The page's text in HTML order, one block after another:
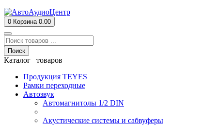
0 Корзина 0.00
Поиск
Каталог товаров
Продукция TEYES
Рамки переходные
Автозвук
Автомагнитолы 1/2 DIN
Акустические системы и сабвуферы